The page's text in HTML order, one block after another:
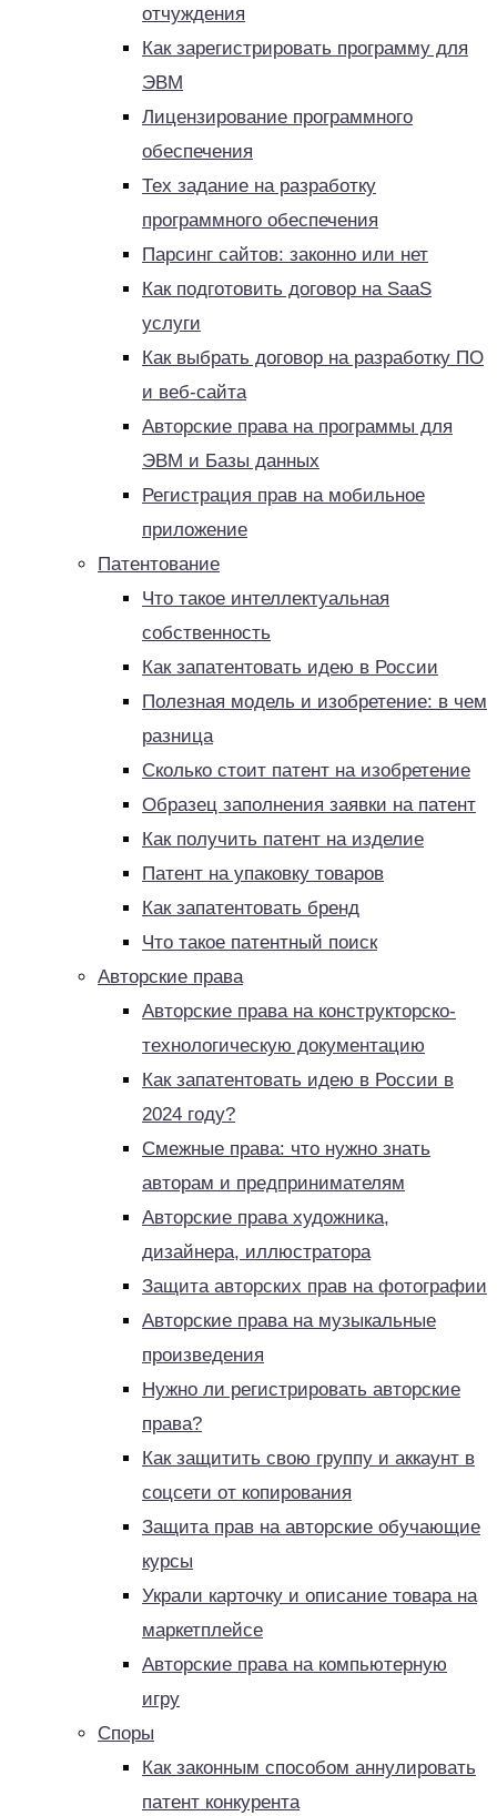
отчуждения
Как зарегистрировать программу для
ЭВМ
Лицензирование программного
обеспечения
Тех задание на разработку
программного обеспечения
Парсинг сайтов: законно или нет
Как подготовить договор на SaaS
услуги
Как выбрать договор на разработку ПО
и веб-сайта
Авторские права на программы для
ЭВМ и Базы данных
Регистрация прав на мобильное
приложение
Патентование
Что такое интеллектуальная
собственность
Как запатентовать идею в России
Полезная модель и изобретение: в чем
разница
Сколько стоит патент на изобретение
Образец заполнения заявки на патент
Как получить патент на изделие
Патент на упаковку товаров
Как запатентовать бренд
Что такое патентный поиск
Авторские права
Авторские права на конструкторско-
технологическую документацию
Как запатентовать идею в России в
2024 году?
Смежные права: что нужно знать
авторам и предпринимателям
Авторские права художника,
дизайнера, иллюстратора
Защита авторских прав на фотографии
Авторские права на музыкальные
произведения
Нужно ли регистрировать авторские
права?
Как защитить свою группу и аккаунт в
соцсети от копирования
Защита прав на авторские обучающие
курсы
Украли карточку и описание товара на
маркетплейсе
Авторские права на компьютерную
игру
Споры
Как законным способом аннулировать
патент конкурента